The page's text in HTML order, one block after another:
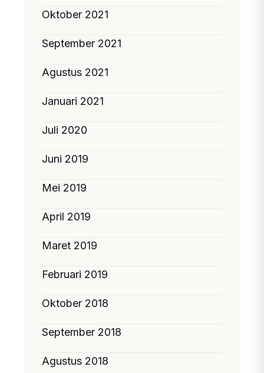
Oktober 2021
September 2021
Agustus 2021
Januari 2021
Juli 2020
Juni 2019
Mei 2019
April 2019
Maret 2019
Februari 2019
Oktober 2018
September 2018
Agustus 2018